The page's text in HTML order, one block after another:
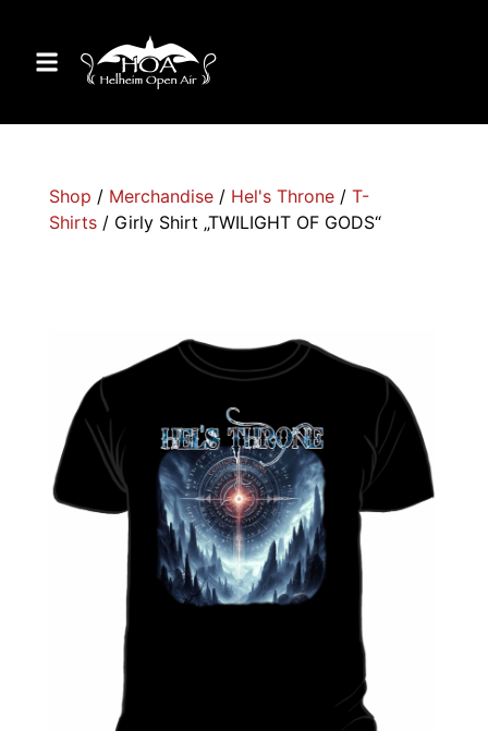
Shop / Merchandise/ Hel's Throne/ T-
Shirts/ Girly Shirt „TWILIGHT OF GODS“